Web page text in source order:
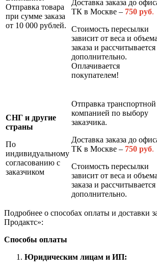
Отправка товара
при сумме заказа
от 10 000 рублей.
Доставка заказа до
ТК в Москве – 750 руб.
Стоимость пересылки
зависит от веса и объема
заказа и рассчитывается
дополнительно.
Оплачивается
покупателем!
СНГ и другие
страны
По
индивидуальному
согласованию с
заказчиком
Отправка транспортной
компанией по выбору
заказчика.
Доставка заказа до
ТК в Москве – 750 руб.
Стоимость пересылки
зависит от веса и объема
заказа и рассчитывается
дополнительно.
Подробнее о способах оплаты и
Продактс»:
Способы оплаты
Юридическим лицам и ИП: